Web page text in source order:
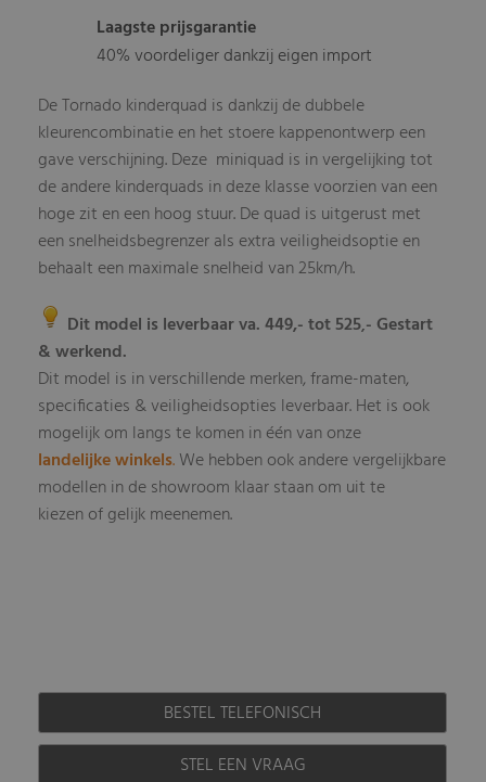
Laagste prijsgarantie
40% voordeliger dankzij eigen import
De Tornado kinderquad is dankzij de dubbele
kleurencombinatie en het stoere kappenontwerp een
gave verschijning. Deze miniquad is in vergelijking tot
de andere kinderquads in deze klasse voorzien van een
hoge zit en een hoog stuur. De quad is uitgerust met
een snelheidsbegrenzer als extra veiligheidsoptie en
behaalt een maximale snelheid van 25km/h.
Dit model is leverbaar va. 449,- tot 525,- Gestart
& werkend.
Dit model is in verschillende merken, frame-maten,
specificaties & veiligheidsopties leverbaar. Het is ook
mogelijk om langs te komen in één van onze
landelijke winkels.We hebben ook andere vergelijkbare
modellen in de showroom klaar staan om uit te
kiezen of gelijk meenemen.
BESTEL TELEFONISCH
STEL EEN VRAAG